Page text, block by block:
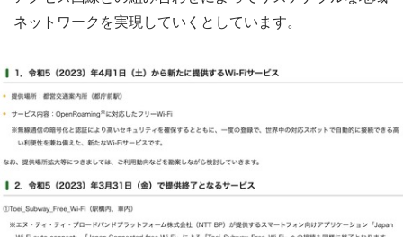
ネットワークを実現していくとしています。